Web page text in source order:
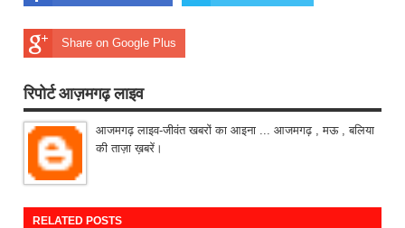
Share on Google Plus
रिपोर्ट आज़मगढ़ लाइव
आजमगढ़ लाइव-जीवंत खबरों का आइना ... आजमगढ़ , मऊ , बलिया
की ताज़ा ख़बरें।
RELATED POSTS